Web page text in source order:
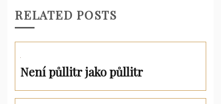
RELATED POSTS
Není půllitr jako půllitr